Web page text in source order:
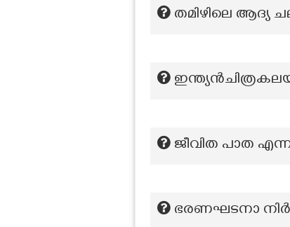
തമിഴിലെ ആദ്യ
ജീവിത പാത
ഭരണഘടനാ